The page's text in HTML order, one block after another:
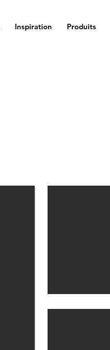
Inspiration Produits